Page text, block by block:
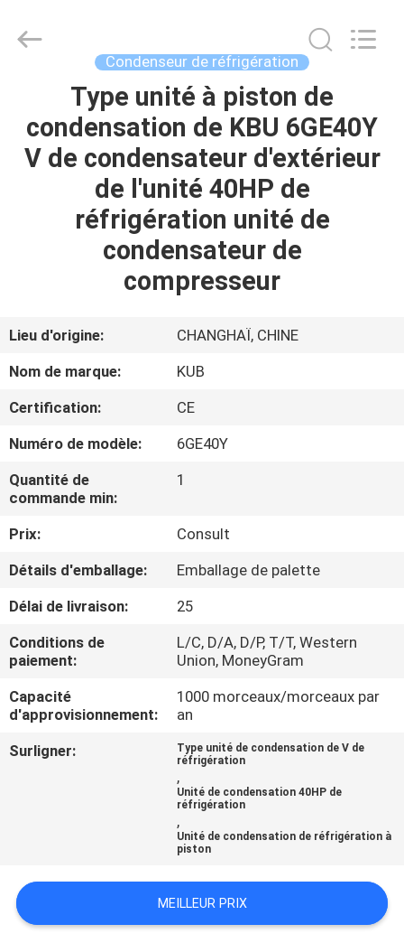
MAISON
PRODUITS
SUJET
DE
VISITE
D'USINE
CONTRÔLE
DE
QUALITÉ
CONTACTEZ-
NOUS
DEMANDEZ
DU
SITE
Condenseur de réfrigération
Type unité à piston de
condensation de KBU 6GE40Y
V de condensateur d'extérieur
de l'unité 40HP de
réfrigération unité de
condensateur de
compresseur
Lieu d'origine:
CHANGHAÏ, CHINE
Nom de marque:
KUB
Certification:
CE
Numéro de modèle:
6GE40Y
Quantité de
commande min:
1
Prix:
Consult
Détails d'emballage:
Emballage de palette
Délai de livraison:
25
Conditions de
paiement:
L/C, D/A, D/P, T/T, Western
Union, MoneyGram
Capacité
d'approvisionnement:
1000 morceaux/morceaux par
an
Surligner:
Type unité de condensation de V de
réfrigération
,
Unité de condensation 40HP de
réfrigération
,
Unité de condensation de réfrigération à
piston
MEILLEUR PRIX